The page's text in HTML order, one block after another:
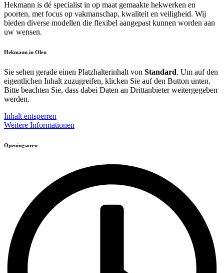
Hekmann is dé specialist in op maat gemaakte hekwerken en
poorten, met focus op vakmanschap, kwaliteit en veiligheid. Wij
bieden diverse modellen die flexibel aangepast kunnen worden aan
uw wensen.
Hekmann in Olen
Sie sehen gerade einen Platzhalterinhalt von Standard. Um auf den
eigentlichen Inhalt zuzugreifen, klicken Sie auf den Button unten.
Bitte beachten Sie, dass dabei Daten an Drittanbieter weitergegeben
werden.
Inhalt entsperren
Weitere Informationen
Openingsuren